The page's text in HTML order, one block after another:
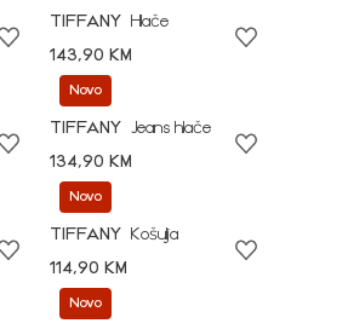
TIFFANY
Hlače
143,90 KM
Novo
TIFFANY
Jeans hlače
134,90 KM
Novo
TIFFANY
Košulja
114,90 KM
Novo